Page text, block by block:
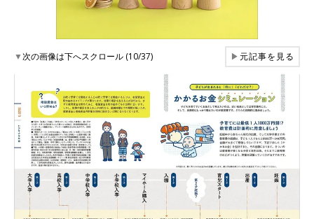
▼次の画像は下へスクロール (10/37) ▶元記事を見る